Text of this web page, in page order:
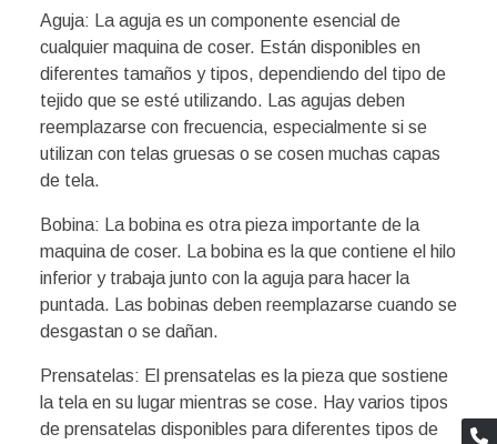
Aguja: La aguja es un componente esencial de
cualquier maquina de coser. Están disponibles en
diferentes tamaños y tipos, dependiendo del tipo de
tejido que se esté utilizando. Las agujas deben
reemplazarse con frecuencia, especialmente si se
utilizan con telas gruesas o se cosen muchas capas
de tela.
Bobina: La bobina es otra pieza importante de la
maquina de coser. La bobina es la que contiene el hilo
inferior y trabaja junto con la aguja para hacer la
puntada. Las bobinas deben reemplazarse cuando se
desgastan o se dañan.
Prensatelas: El prensatelas es la pieza que sostiene
la tela en su lugar mientras se cose. Hay varios tipos
de prensatelas disponibles para diferentes tipos de